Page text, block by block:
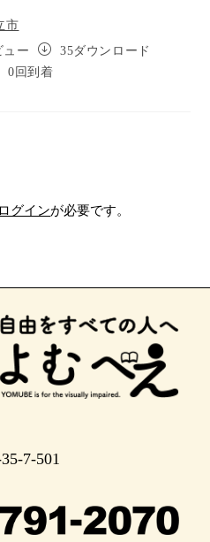
歩道に入り1.4キロほど直進
進し大学通りを横断する音
メートル直進した右が目的
右）
トルほどの信号を渡り2時
トル進み左折し歩道に入り
市
ュー
35ダウンロード
0回到着
ログインが必要です。
7-501